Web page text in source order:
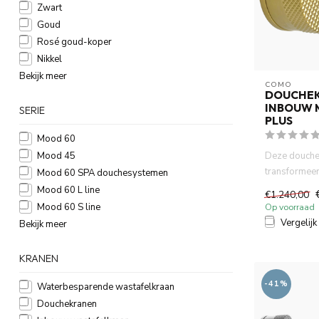
Zwart
Goud
Rosé goud-koper
Nikkel
Bekijk meer
SERIE
Mood 60
Mood 45
Mood 60 SPA douchesystemen
Mood 60 L line
Mood 60 S line
Bekijk meer
KRANEN
Waterbesparende wastafelkraan
Douchekranen
COMO
INBOUW
PLUS
Deze
€1.240,00
Op voorraad
Vergelijk
-41%